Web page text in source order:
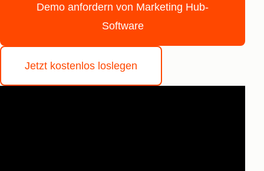
Demo anfordern von Marketing Hub-
Software
Jetzt kostenlos loslegen